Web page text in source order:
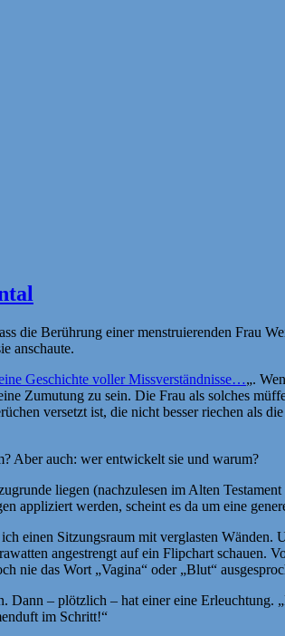
die Berührung einer menstruierenden Frau
anschaute.
Geschichte voller Missverständnisse…„.
Zumutung zu sein. Die Frau als solches
versetzt ist, die nicht besser riechen als
Aber auch: wer entwickelt sie und warum?
liegen (nachzulesen im Alten
appliziert werden, scheint es da um eine
einen Sitzungsraum mit verglasten
angestrengt auf ein Flipchart schauen.
nie das Wort „Vagina“ oder „Blut“
Dann – plötzlich – hat einer eine
im Schritt!“